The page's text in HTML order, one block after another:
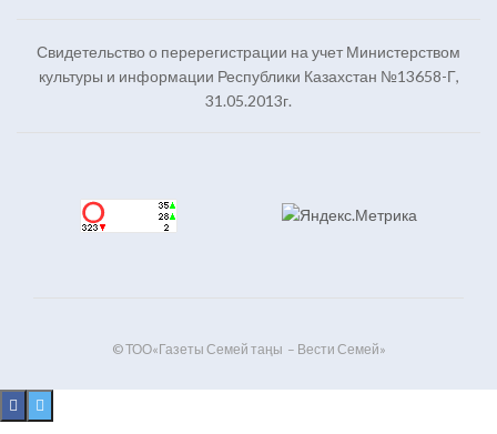
Свидетельство о перерегистрации на учет Министерством
культуры и информации Республики Казахстан №13658-Г,
31.05.2013г.
© ТОО«Газеты Семей таңы – Вести Семей»